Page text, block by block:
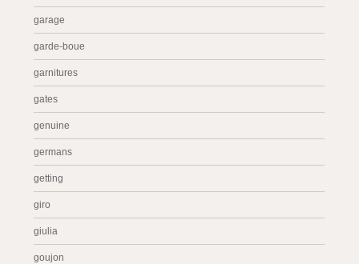
garage
garde-boue
garnitures
gates
genuine
germans
getting
giro
giulia
goujon